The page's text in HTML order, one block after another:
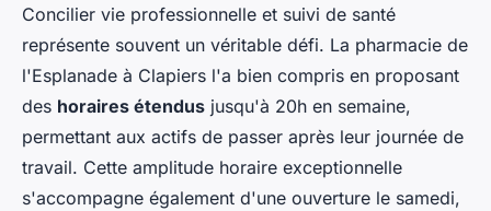
Concilier vie professionnelle et suivi de santé
représente souvent un véritable défi. La pharmacie de
l'Esplanade à Clapiers l'a bien compris en proposant
des horaires étendus jusqu'à 20h en semaine,
permettant aux actifs de passer après leur journée de
travail. Cette amplitude horaire exceptionnelle
s'accompagne également d'une ouverture le samedi,